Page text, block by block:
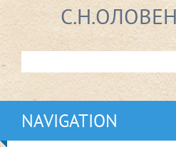
NAVIGATION